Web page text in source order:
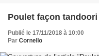
Poulet façon tandoori
Publié le 17/11/2018 à 10:00
Par Cornello